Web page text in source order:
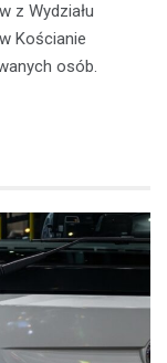
z Wydziału
Kościanie
osób.